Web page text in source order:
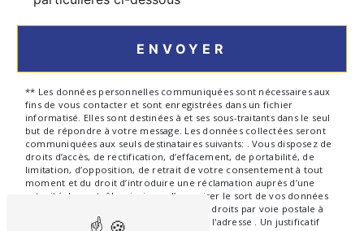
ENVOYER
** Les données personnelles communiquées sont nécessaires aux
fins de vous contacter et sont enregistrées dans un fichier
informatisé. Elles sont destinées à et ses sous-traitants dans le seul
but de répondre à votre message. Les données collectées seront
communiquées aux seuls destinataires suivants: . Vous disposez de
droits d’accès, de rectification, d’effacement, de portabilité, de
limitation, d’opposition, de retrait de votre consentement à tout
moment et du droit d’introduire une réclamation auprès d’une
autorité de contrôle, ainsi que d’organiser le sort de vos données
post-mortem. Vous pouvez exercer ces droits par voie postale à
l'adresse ou par courrier électronique à l'adresse . Un justificatif